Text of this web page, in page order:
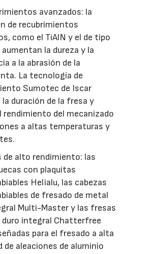
avanzados: la
de recubrimientos
como el TiAlN y el de tipo
la dureza y la
a la abrasión de la
La tecnología de
Sumotec de Iscar
duración de la fresa y
rendimiento del mecanizado
a altas temperaturas y
de alto rendimiento: las
con plaquitas
Helialu, las cabezas
de fresado de metal
Multi-Master y las fresas
duro integral Chatterfree
para el fresado a alta
de aleaciones de aluminio